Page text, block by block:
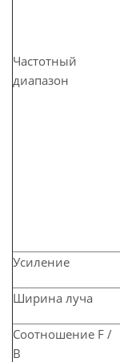
Частотный
диапазон
Усиление
Ширина луча
Соотношение F /
B